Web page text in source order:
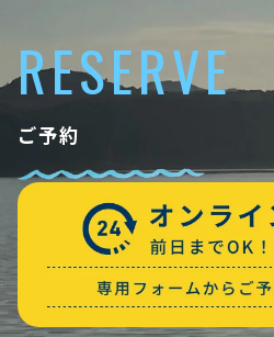
RESERVE
ご予約